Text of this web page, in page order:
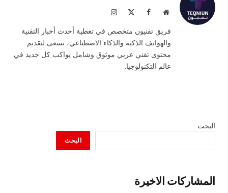
موقعفيسبوك الانستغرام
فريق تقنيون متخصص في تغطية أحدث أخبار التقنية
والهواتف الذكية والذكاء الاصطناعي، نسعى لتقديم
محتوى تقني عربي موثوق وشامل يواكب كل جديد في
عالم التكنولوجيا.
البحث
البحث
المشاركات الاخيرة